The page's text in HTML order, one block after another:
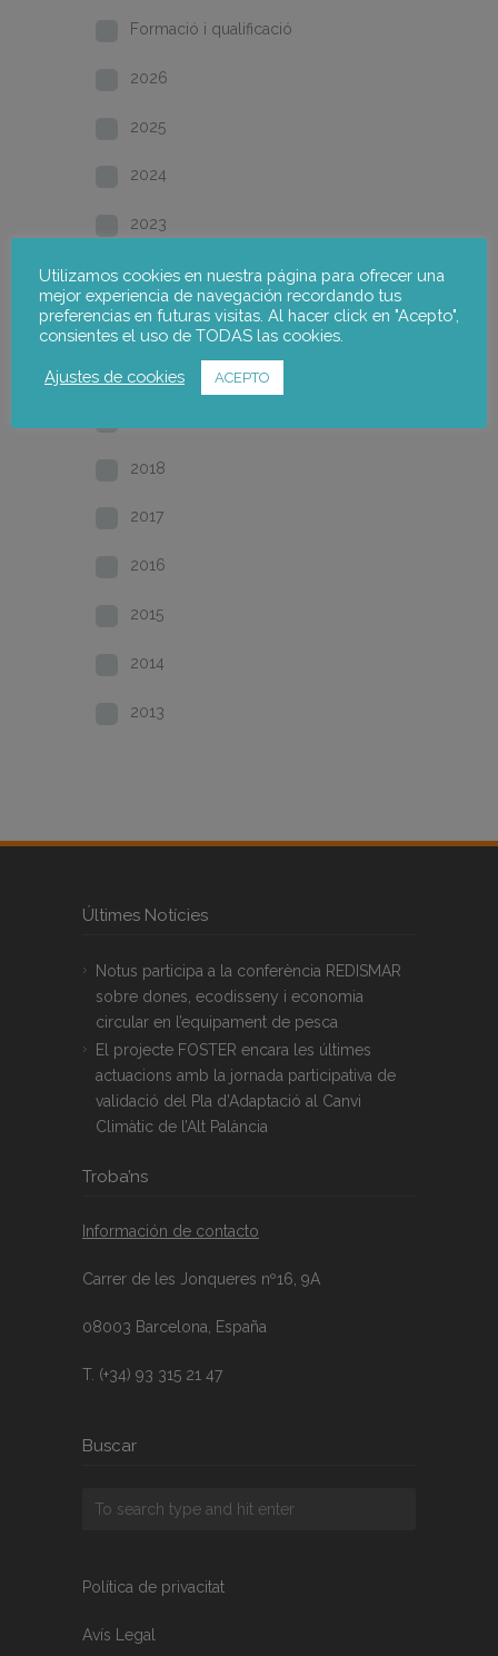
Formació i qualificació
2026
2025
2024
2023
2022
2021
2020
2018
2017
2016
2015
2014
2013
Últimes Notícies
Notus participa a la conferència REDISMAR
sobre dones, ecodisseny i economia
circular en l’equipament de pesca
El projecte FOSTER encara les últimes
actuacions amb la jornada participativa de
validació del Pla d’Adaptació al Canvi
Climàtic de l’Alt Palància
Troba’ns
Información de contacto
Carrer de les Jonqueres nº16, 9A
08003 Barcelona, España
T. (+34) 93 315 21 47
Buscar
Política de privacitat
Avís Legal
Utilizamos cookies en nuestra página para ofrecer una
mejor experiencia de navegación recordando tus
preferencias en futuras visitas. Al hacer click en "Acepto",
consientes el uso de TODAS las cookies.
Ajustes de cookies ACEPTO